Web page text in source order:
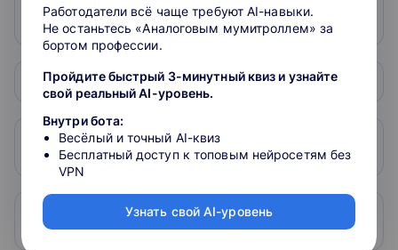
Минусы бесплатных курсов по
администрированию Linux?
Какие навыки я получу на курсах?
Сколько длятся курсы по
администрированию Linux?
Смогу ли я трудоустроиться после
прохождения курсов?
Работодатели всё чаще требуют AI-навыки.
Не останьтесь «Аналоговым мумитроллем» за
бортом профессии.
Пройдите быстрый 3-минутный квиз и узнайте
свой реальный AI-уровень.
Внутри бота:
Весёлый и точный AI-квиз
Бесплатный доступ к топовым нейросетям без
VPN
Узнать свой AI-уровень